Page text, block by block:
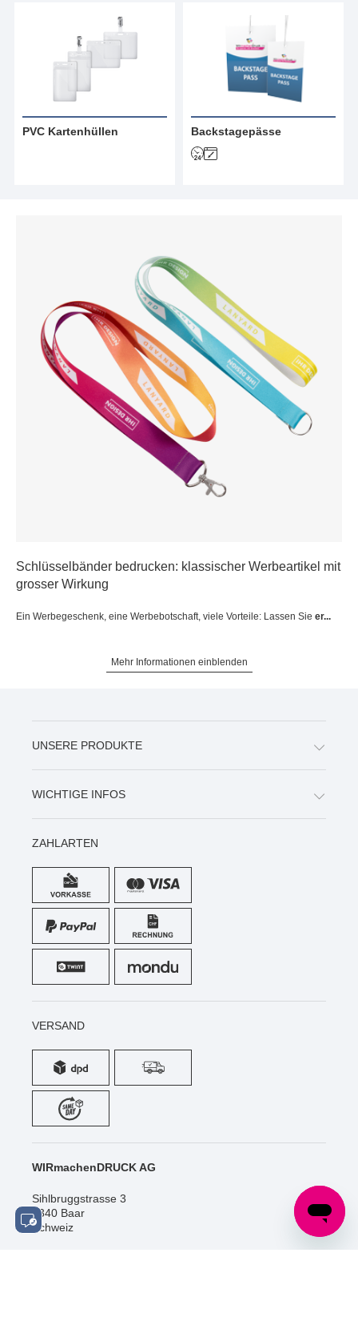
PVC Kartenhüllen Backstagepässe
Schlüsselbänder bedrucken: klassischer Werbeartikel mit
grosser Wirkung
Ein Werbegeschenk, eine Werbebotschaft, viele Vorteile: Lassen Sie er...
Mehr Informationen einblenden
UNSERE PRODUKTE
WICHTIGE INFOS
ZAHLARTEN
VERSAND
WIRmachenDRUCK AG
Sihlbruggstrasse 3
6340 Baar
Schweiz